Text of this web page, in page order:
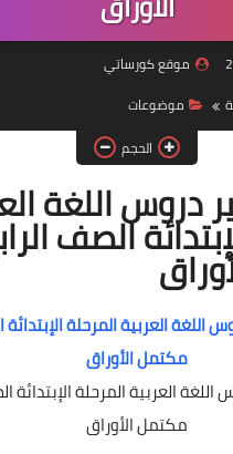
موضوعات
تكنولوجيا
روايات
موقع كورساتي
موضوعات
الحجم
دروس اللغة
الصف
العربية المرحلة الإبتدائة
مكتمل الأوراق